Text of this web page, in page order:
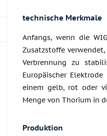
technische Merkmale
Anfangs, wenn die
Zusatzstoffe
Verbrennung zu
Europäischer
einem gelb, rot oder
Menge von Thorium in
Produktion